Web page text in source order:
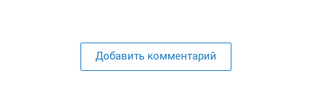
Добавить комментарий